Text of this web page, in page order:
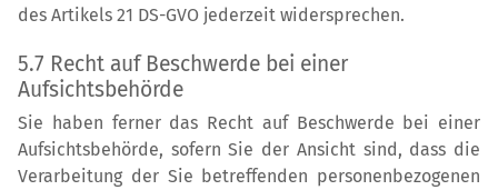
des Artikels 21 DS-GVO jederzeit widersprechen.
5.7 Recht auf Beschwerde bei einer
Aufsichtsbehörde
Sie haben ferner das Recht auf Beschwerde bei einer
Aufsichtsbehörde, sofern Sie der Ansicht sind, dass die
Verarbeitung der Sie betreffenden personenbezogenen